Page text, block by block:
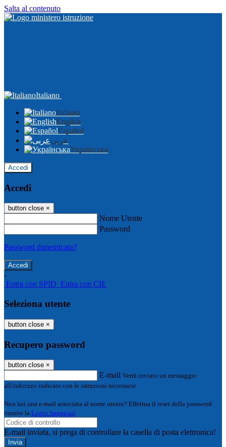
Salta al contenuto
Italiano
Italiano
English
Español
عربى
Українська
Accedi
Accedi
button close ×
Nome Utente
Password
Password dimenticata?
-
Entra con SPID Entra con CIE
Seleziona utente
button close ×
Recupero password
button close ×
E-mail Verrà inviato un messaggio
all'indirizzo indicato con le istruzioni necessarie.
Non hai una e-mail associata al nome utente? Effettua il reset della password
tramite la Login Spaggiari
E-mail inviata, si prega di controllare la casella di posta elettronica!